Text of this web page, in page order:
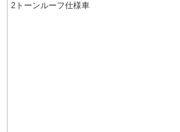
2トーンルーフ仕様車